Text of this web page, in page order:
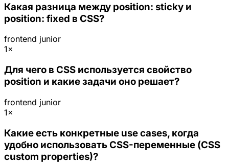
Какая разница между position: sticky и
position: fixed в CSS?
frontend junior
1×
Для чего в CSS используется свойство
position и какие задачи оно решает?
frontend junior
1×
Какие есть конкретные use cases, когда
удобно использовать CSS-переменные (CSS
custom properties)?